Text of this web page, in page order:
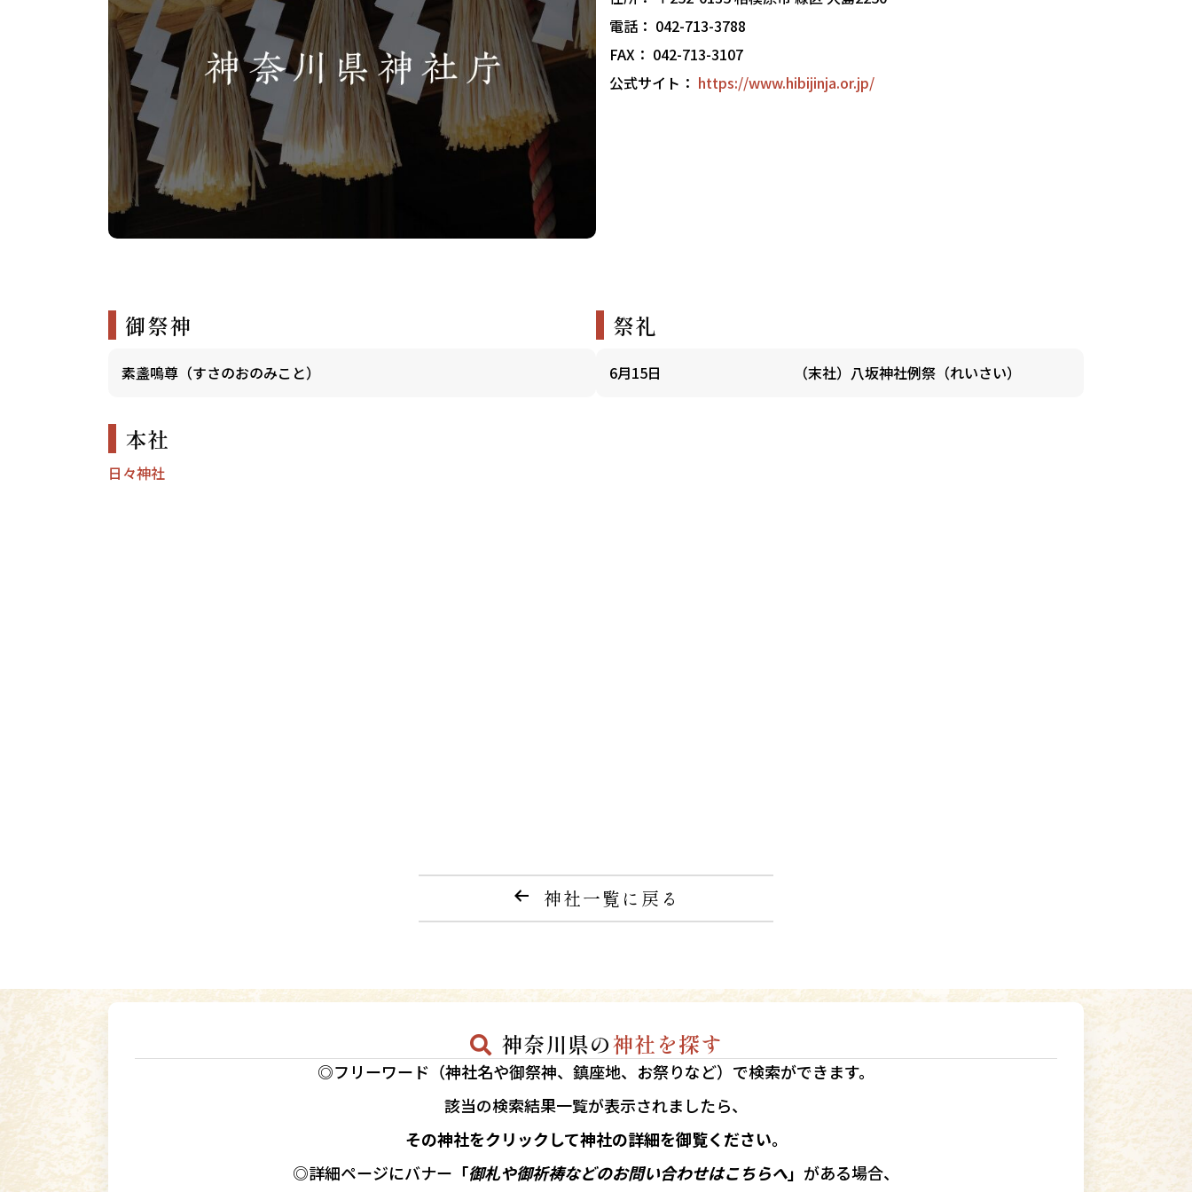
電話： 042-713-3788
FAX： 042-713-3107
公式サイト： https://www.hibijinja.or.jp/
御祭神
素盞嗚尊（すさのおのみこと）
祭礼
6月15日 （末社）八坂神社例祭（れいさい）
本社
日々神社
神社一覧に戻る
神奈川県の神社を探す
◎フリーワード（神社名や御祭神、鎮座地、お祭りなど）で検索ができます。
該当の検索結果一覧が表示されましたら、
その神社をクリックして神社の詳細を御覧ください。
◎詳細ページにバナー 「御札や御祈祷などのお問い合わせはこちらへ」 がある場合、